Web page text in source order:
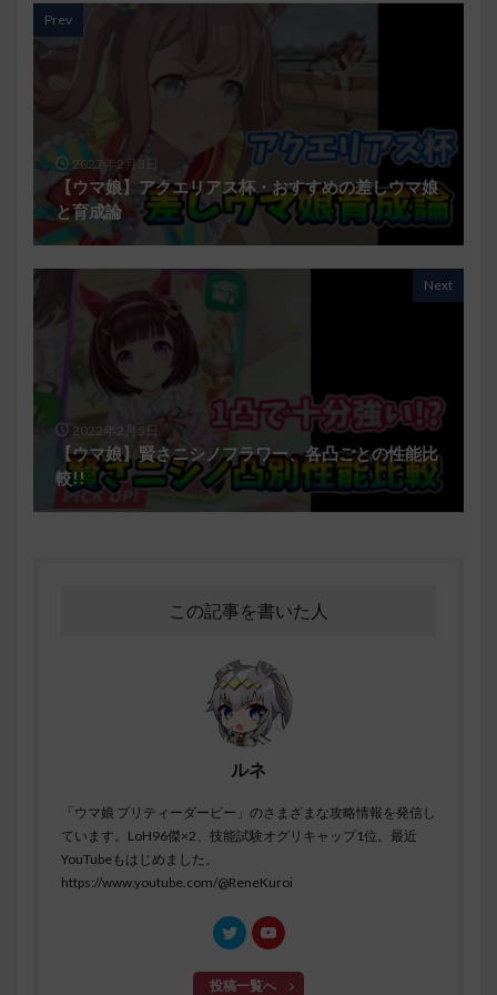
Prev
2022年2月3日
【ウマ娘】アクエリアス杯・おすすめの差しウマ娘
と育成論
Next
2022年2月5日
【ウマ娘】賢さニシノフラワー、各凸ごとの性能比
較!!
この記事を書いた人
ルネ
「ウマ娘 プリティーダービー」のさまざまな攻略情報を発信し
ています。LoH96傑×2、技能試験オグリキャップ1位。最近
YouTubeもはじめました。
https://www.youtube.com/@ReneKuroi
投稿一覧へ